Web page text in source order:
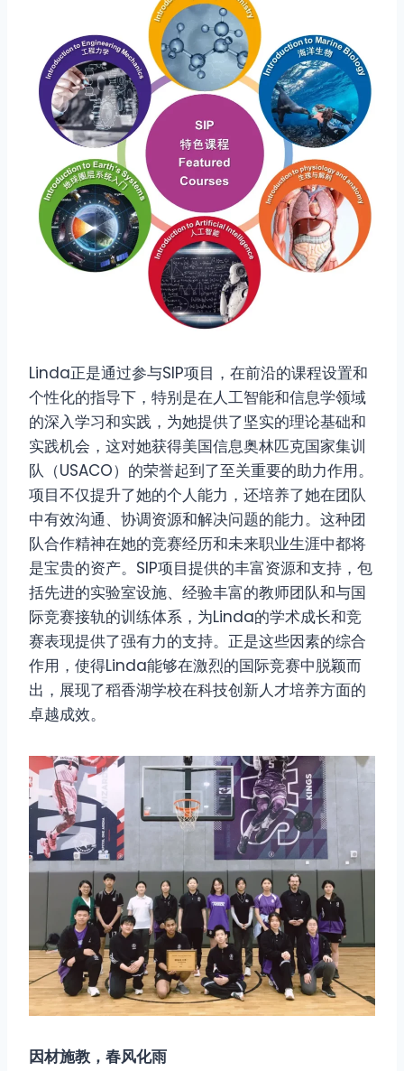
Linda正是通过参与SIP项目，在前沿的课程设置和
个性化的指导下，特别是在人工智能和信息学领域
的深入学习和实践，为她提供了坚实的理论基础和
实践机会，这对她获得美国信息奥林匹克国家集训
队（USACO）的荣誉起到了至关重要的助力作用。
项目不仅提升了她的个人能力，还培养了她在团队
中有效沟通、协调资源和解决问题的能力。这种团
队合作精神在她的竞赛经历和未来职业生涯中都将
是宝贵的资产。SIP项目提供的丰富资源和支持，包
括先进的实验室设施、经验丰富的教师团队和与国
际竞赛接轨的训练体系，为Linda的学术成长和竞
赛表现提供了强有力的支持。正是这些因素的综合
作用，使得Linda能够在激烈的国际竞赛中脱颖而
出，展现了稻香湖学校在科技创新人才培养方面的
卓越成效。
因材施教，春风化雨